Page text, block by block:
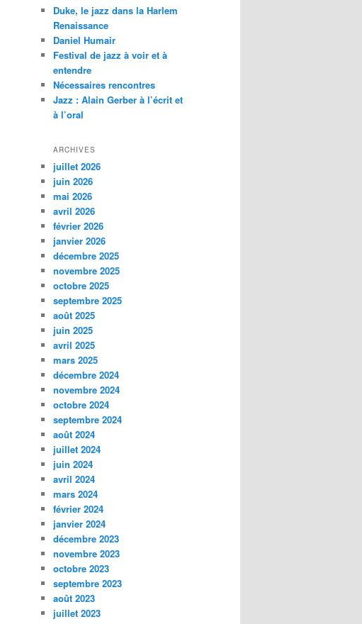
r
c
h
e
Duke, le jazz dans la Harlem
Renaissance
Daniel Humair
Festival de jazz à voir et à
entendre
Nécessaires rencontres
Jazz : Alain Gerber à l’écrit et
à l’oral
ARCHIVES
juillet 2026
juin 2026
mai 2026
avril 2026
février 2026
janvier 2026
décembre 2025
novembre 2025
octobre 2025
septembre 2025
août 2025
juin 2025
avril 2025
mars 2025
décembre 2024
novembre 2024
octobre 2024
septembre 2024
août 2024
juillet 2024
juin 2024
avril 2024
mars 2024
février 2024
janvier 2024
décembre 2023
novembre 2023
octobre 2023
septembre 2023
août 2023
juillet 2023